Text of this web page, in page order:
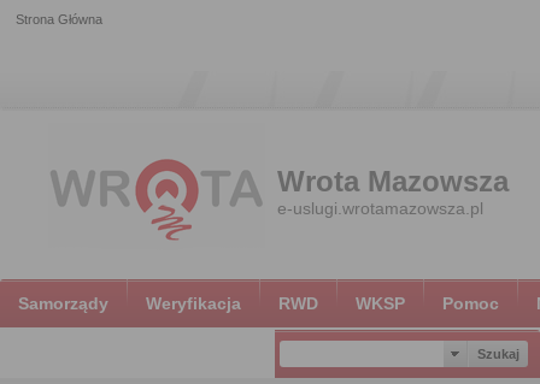
Strona Główna
Wrota Mazowsza
e-uslugi.wrotamazowsza.pl
Samorządy Weryfikacja RWD WKSP Pomoc